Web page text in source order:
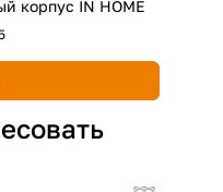
корпус IN HOME